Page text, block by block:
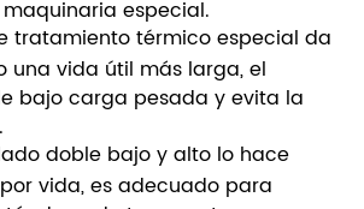
especial.
tratamiento térmico especial da
una vida útil más larga, el
bajo carga pesada y evita la
doble bajo y alto lo hace
vida, es adecuado para